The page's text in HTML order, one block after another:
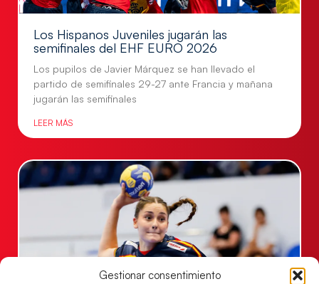
Gestionar consentimiento
Los Hispanos Juveniles jugarán las
semifinales del EHF EURO 2026
Los pupilos de Javier Márquez se han llevado el
partido de semifinales 29-27 ante Francia y mañana
jugarán las semifinales
LEER MÁS